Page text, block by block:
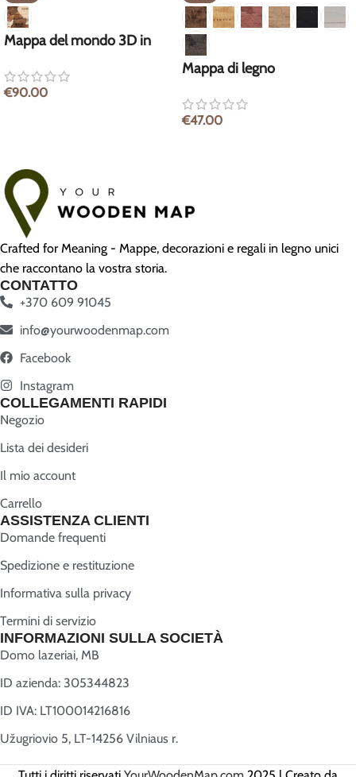
Mappa del mondo 3D in
€90.00
Mappa di legno
€47.00
Crafted for Meaning - Mappe, decorazioni e regali in legno unici
che raccontano la vostra storia.
CONTATTO
+370 609 91045
info@yourwoodenmap.com
Facebook
Instagram
COLLEGAMENTI RAPIDI
Negozio
Lista dei desideri
Il mio account
Carrello
ASSISTENZA CLIENTI
Domande frequenti
Spedizione e restituzione
Informativa sulla privacy
Termini di servizio
INFORMAZIONI SULLA SOCIETÀ
Domo lazeriai, MB
ID azienda: 305344823
ID IVA: LT100014216816
Užugriovio 5, LT-14256 Vilniaus r.